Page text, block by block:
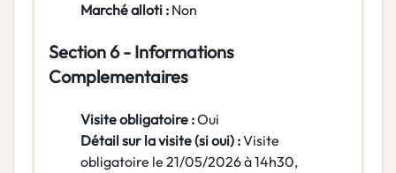
Marché alloti : Non
Section 6 - Informations
Complementaires
Visite obligatoire :Oui
Détail sur la visite (si oui) :Visite
obligatoire le 21/05/2026 à 14h30,